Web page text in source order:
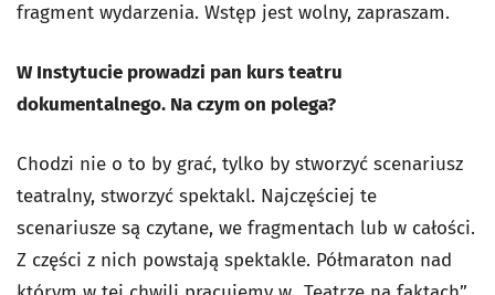
fragment wydarzenia. Wstęp jest wolny, zapraszam.
W Instytucie prowadzi pan kurs teatru
dokumentalnego. Na czym on polega?
Chodzi nie o to by grać, tylko by stworzyć scenariusz
teatralny, stworzyć spektakl. Najczęściej te
scenariusze są czytane, we fragmentach lub w całości.
Z części z nich powstają spektakle. Półmaraton nad